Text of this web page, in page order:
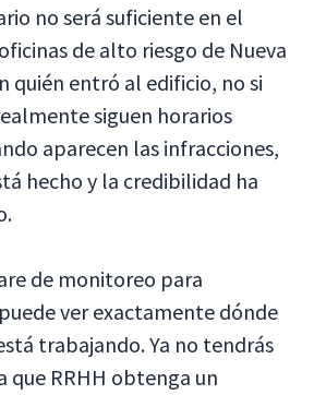
no será suficiente en el
de alto riesgo de Nueva
quién entró al edificio, no si
siguen horarios
aparecen las infracciones,
hecho y la credibilidad ha
de monitoreo para
ver exactamente dónde
trabajando. Ya no tendrás
que RRHH obtenga un